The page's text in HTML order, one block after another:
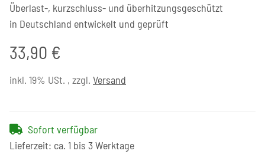
Überlast-, kurzschluss- und überhitzungsgeschützt
in Deutschland entwickelt und geprüft
33,90 €
inkl. 19% USt. , zzgl. Versand
Sofort verfügbar
Lieferzeit: ca. 1 bis 3 Werktage